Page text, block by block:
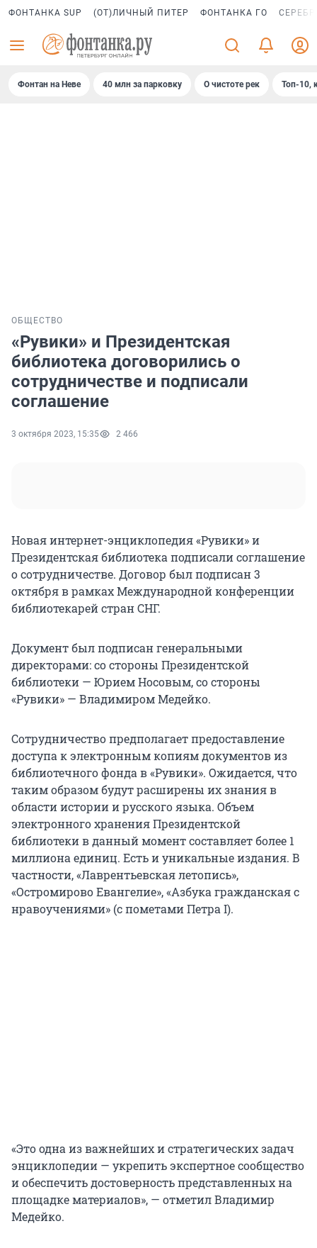
ФОНТАНКА SUP (ОТ)ЛИЧНЫЙ ПИТЕР ФОНТАНКА ГО
Фонтан на Неве 40 млн за парковку О чистоте рек Топ-10,
ОБЩЕСТВО
«Рувики» и Президентская
библиотека договорились о
сотрудничестве и подписали
соглашение
3 октября 2023, 15:35 2 466
Новая интернет-энциклопедия «Рувики» и
Президентская библиотека подписали соглашение
о сотрудничестве. Договор был подписан 3
октября в рамках Международной конференции
библиотекарей стран СНГ.
Документ был подписан генеральными
директорами: со стороны Президентской
библиотеки — Юрием Носовым, со стороны
«Рувики» — Владимиром Медейко.
Сотрудничество предполагает предоставление
доступа к электронным копиям документов из
библиотечного фонда в «Рувики». Ожидается, что
таким образом будут расширены их знания в
области истории и русского языка. Объем
электронного хранения Президентской
библиотеки в данный момент составляет более 1
миллиона единиц. Есть и уникальные издания. В
частности, «Лаврентьевская летопись»,
«Остромирово Евангелие», «Азбука гражданская с
нравоучениями» (с пометами Петра I).
«Это одна из важнейших и стратегических задач
энциклопедии — укрепить экспертное сообщество
и обеспечить достоверность представленных на
площадке материалов», — отметил Владимир
Медейко.